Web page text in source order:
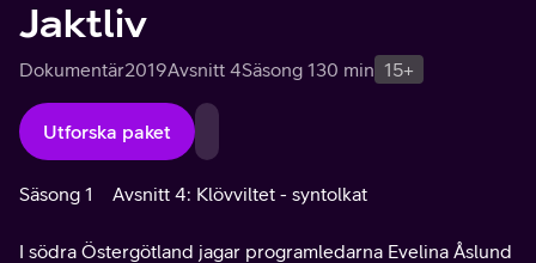
Jaktliv
Dokumentär2019Avsnitt 4Säsong 130 min 15+
Utforska paket
Säsong 1 Avsnitt 4: Klövviltet - syntolkat
I södra Östergötland jagar programledarna Evelina Åslund